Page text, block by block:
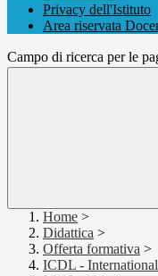
Privacy dell'Istituto
Area riservata
Campo di ricerca per le
Home >
Didattica >
Offerta formativa >
ICDL -